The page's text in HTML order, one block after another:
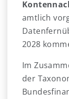
amtlich
2028
Im
der